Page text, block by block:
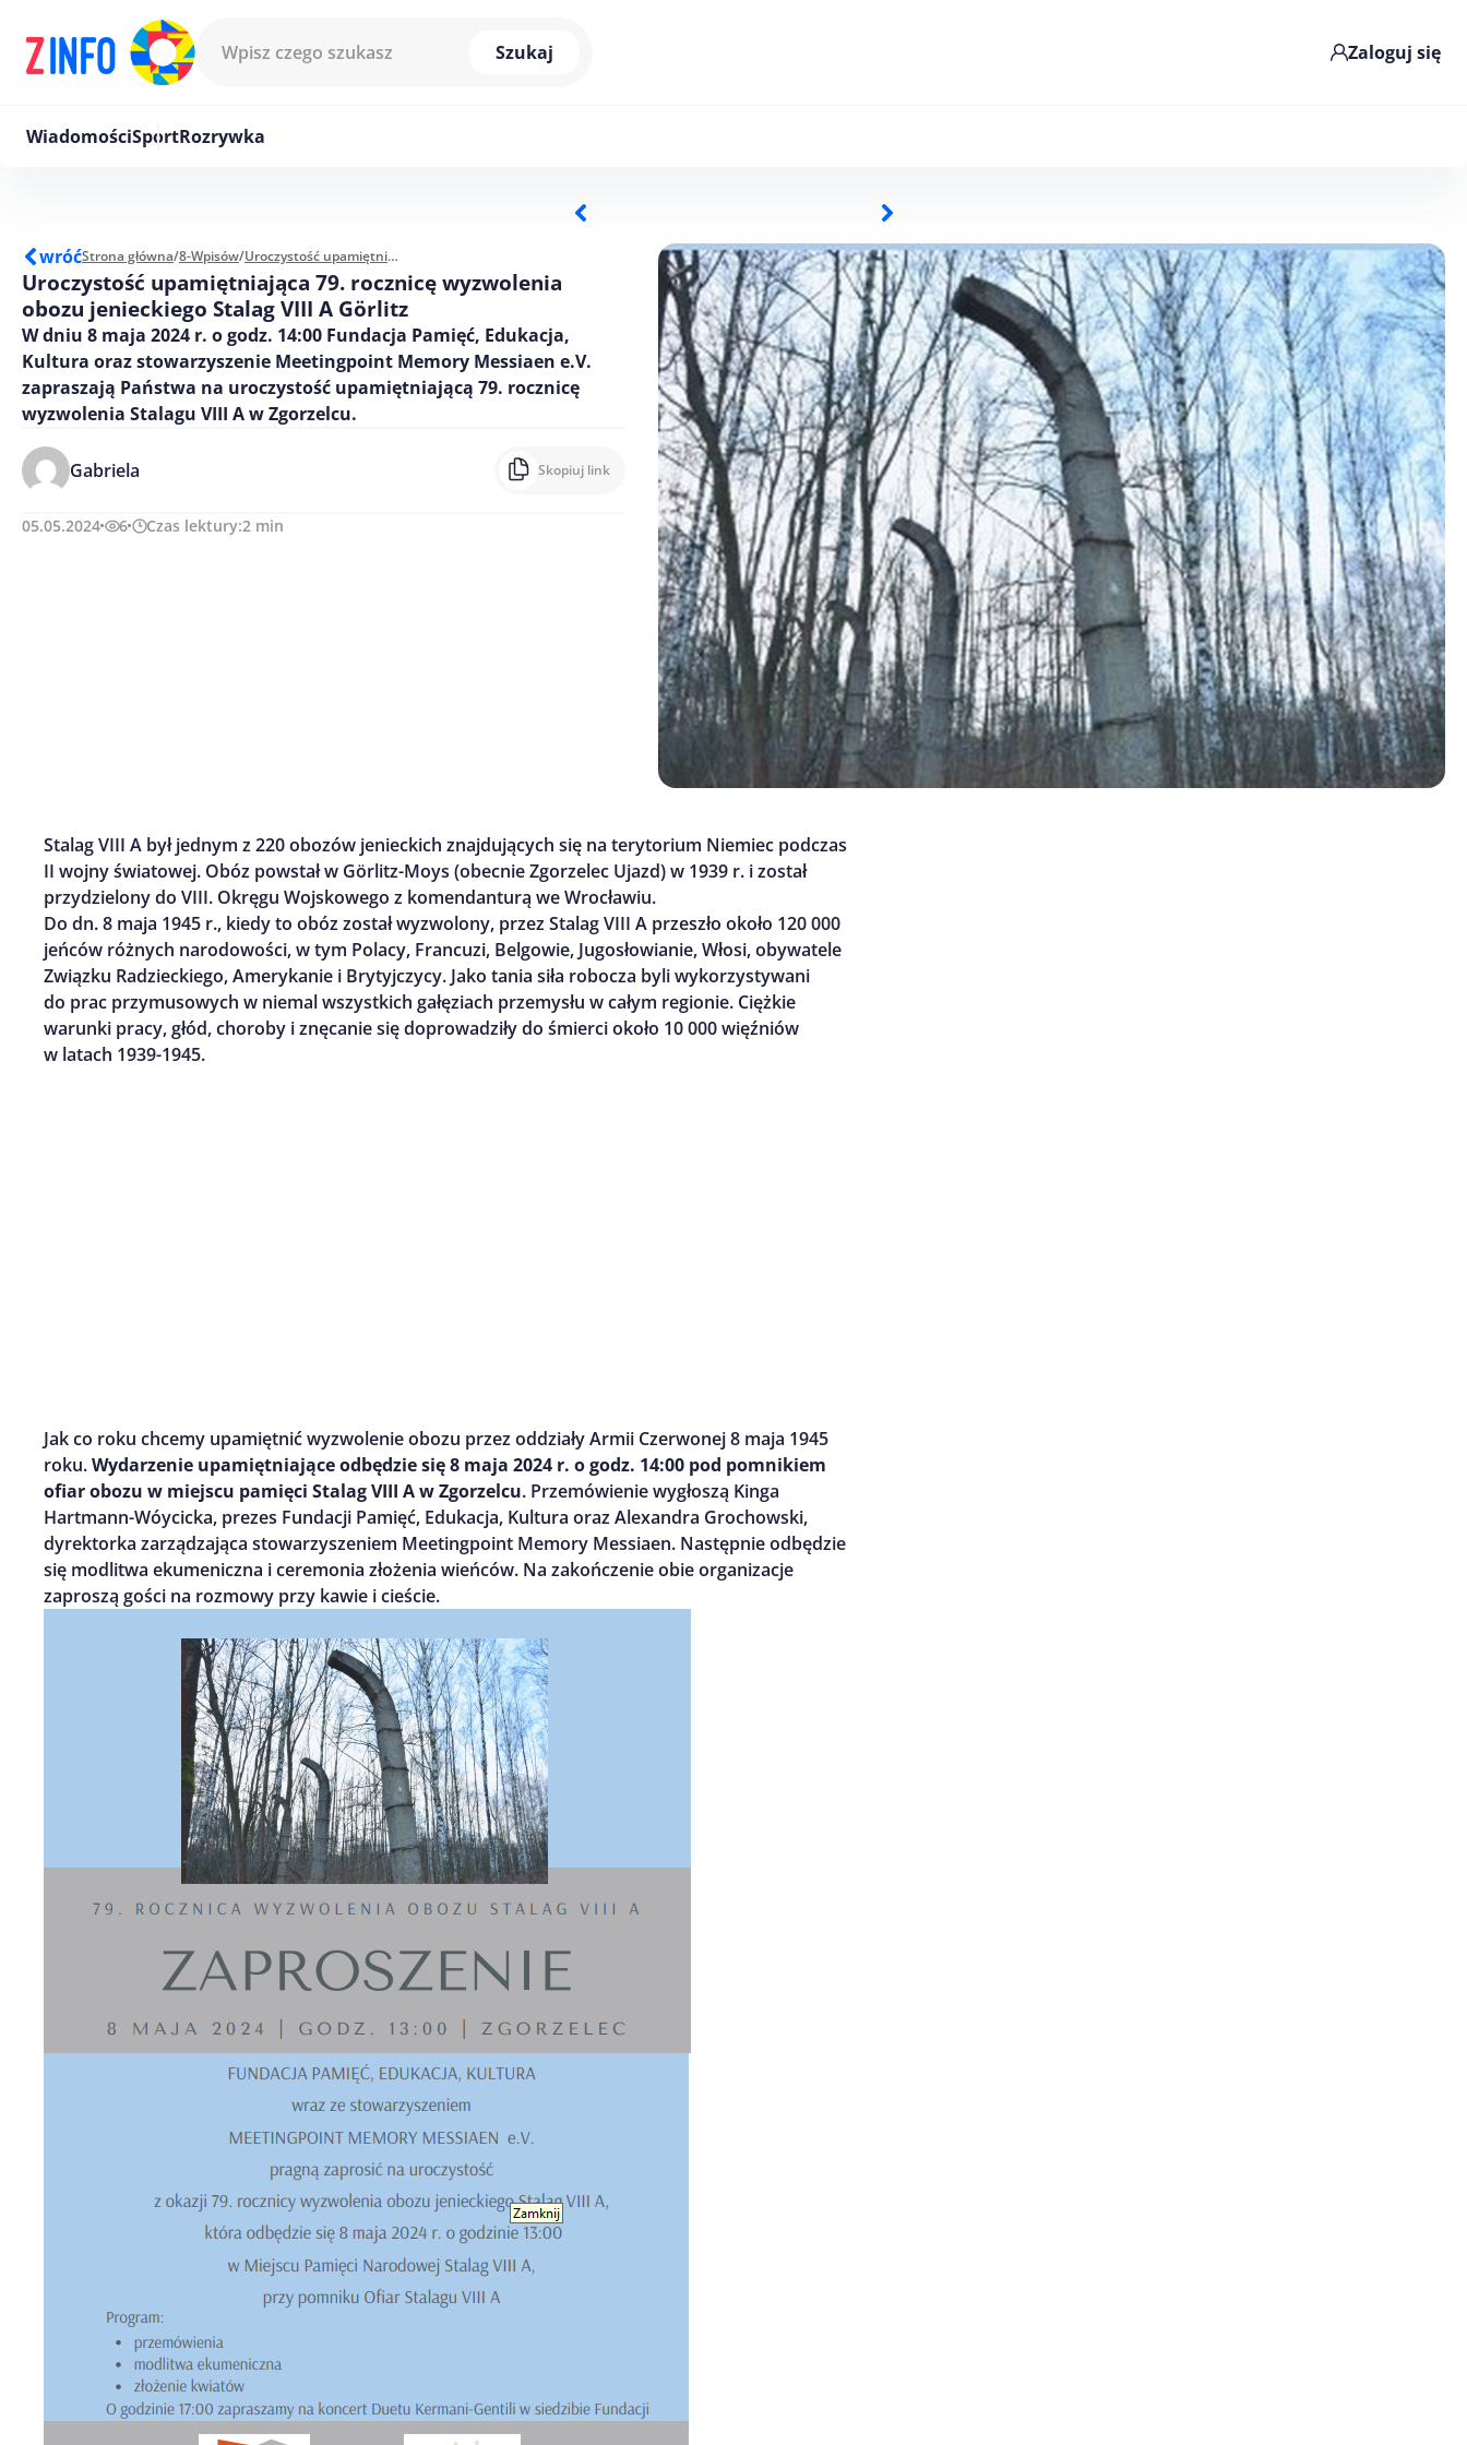
Szukaj
Zaloguj się
WiadomościSportRozrywka
wróćStrona główna/8-Wpisów/ Uroczystość upamiętniająca 79. rocznicę wyzwolenia obozu jenieckiego Stalag VIII A Görlitz
Uroczystość upamiętniająca 79. rocznicę wyzwolenia
obozu jenieckiego Stalag VIII A Görlitz
W dniu 8 maja 2024 r. o godz. 14:00 Fundacja Pamięć, Edukacja,
Kultura oraz stowarzyszenie Meetingpoint Memory Messiaen e.V.
zapraszają Państwa na uroczystość upamiętniającą 79. rocznicę
wyzwolenia Stalagu VIII A w Zgorzelcu.
Gabriela Skopiuj link
05.05.2024 6 Czas lektury:2 min
Stalag VIII A był jednym z 220 obozów jenieckich znajdujących się na terytorium Niemiec podczas
II wojny światowej. Obóz powstał w Görlitz-Moys (obecnie Zgorzelec Ujazd) w 1939 r. i został
przydzielony do VIII. Okręgu Wojskowego z komendanturą we Wrocławiu.
Do dn. 8 maja 1945 r., kiedy to obóz został wyzwolony, przez Stalag VIII A przeszło około 120 000
jeńców różnych narodowości, w tym Polacy, Francuzi, Belgowie, Jugosłowianie, Włosi, obywatele
Związku Radzieckiego, Amerykanie i Brytyjczycy. Jako tania siła robocza byli wykorzystywani
do prac przymusowych w niemal wszystkich gałęziach przemysłu w całym regionie. Ciężkie
warunki pracy, głód, choroby i znęcanie się doprowadziły do śmierci około 10 000 więźniów
w latach 1939-1945.
Jak co roku chcemy upamiętnić wyzwolenie obozu przez oddziały Armii Czerwonej 8 maja 1945
roku.Wydarzenie upamiętniające odbędzie się 8 maja 2024 r. o godz. 14:00 pod pomnikiem
ofiar obozu w miejscu pamięci Stalag VIII A w Zgorzelcu. Przemówienie wygłoszą Kinga
Hartmann-Wóycicka, prezes Fundacji Pamięć, Edukacja, Kultura oraz Alexandra Grochowski,
dyrektorka zarządzająca stowarzyszeniem Meetingpoint Memory Messiaen. Następnie odbędzie
się modlitwa ekumeniczna i ceremonia złożenia wieńców. Na zakończenie obie organizacje
zaproszą gości na rozmowy przy kawie i cieście.